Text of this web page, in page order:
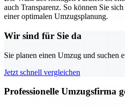
auch Transparenz. So können Sie
einer optimalen Umzugsplanung.
Wir sind für Sie da
Sie planen einen Umzug und suchen
Jetzt schnell vergleichen
Professionelle Umzugsfirma